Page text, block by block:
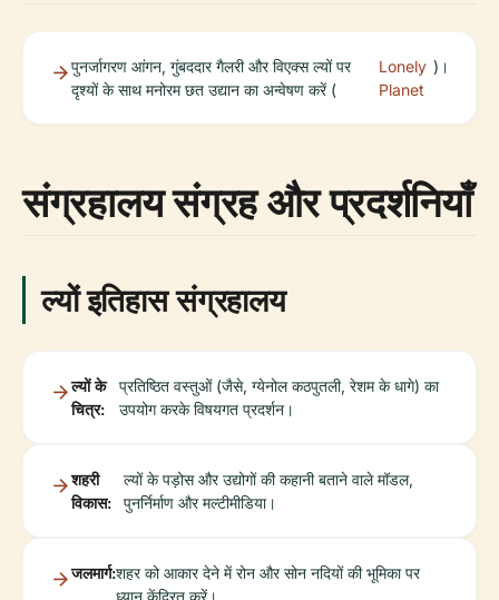
पुनर्जागरण आंगन, गुंबददार गैलरी और विएक्स ल्यों पर
दृश्यों के साथ मनोरम छत उद्यान का अन्वेषण करें (
Lonely
Planet
)।
संग्रहालय संग्रह और प्रदर्शनियाँ
ल्यों इतिहास संग्रहालय
ल्यों के
चित्र:
प्रतिष्ठित वस्तुओं (जैसे, ग्येनोल कठपुतली, रेशम के धागे) का
उपयोग करके विषयगत प्रदर्शन।
शहरी
विकास:
ल्यों के पड़ोस और उद्योगों की कहानी बताने वाले मॉडल,
पुनर्निर्माण और मल्टीमीडिया।
जलमार्ग:शहर को आकार देने में रोन और सोन नदियों की भूमिका पर